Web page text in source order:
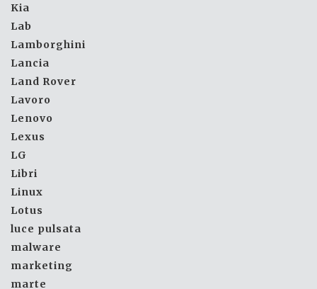
Kia
Lab
Lamborghini
Lancia
Land Rover
Lavoro
Lenovo
Lexus
LG
Libri
Linux
Lotus
luce pulsata
malware
marketing
marte